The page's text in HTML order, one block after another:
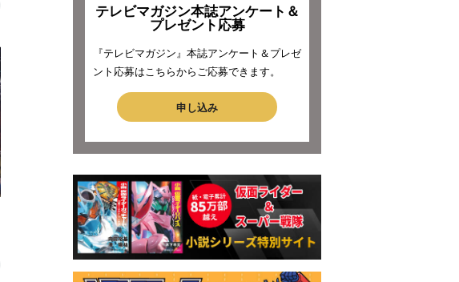
テレビマガジン本誌アンケート＆
プレゼント応募
『テレビマガジン』本誌アンケート＆プレゼ
ント応募はこちらからご応募できます。
申し込み